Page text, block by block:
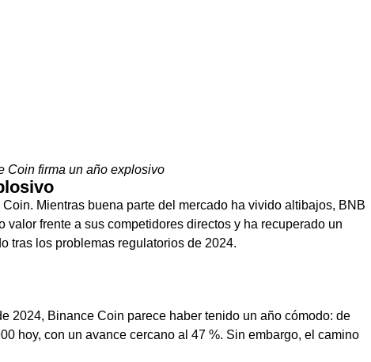
Coin firma un año explosivo
Mientras buena parte del mercado ha vivido altibajos, BNB
frente a sus competidores directos y ha recuperado un
tras los problemas regulatorios de 2024.
2024, Binance Coin parece haber tenido un año cómodo: de
hoy, con un avance cercano al 47 %. Sin embargo, el camino